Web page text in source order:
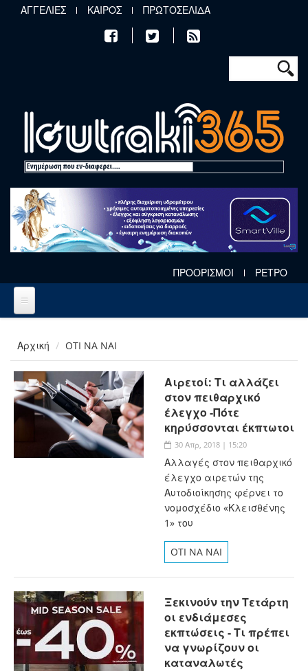
Παράκαμψη προς το κυρίως περιεχόμενο
ΑΓΓΕΛΙΕΣ ΚΑΙΡΟΣ ΠΡΩΤΟΣΕΛΙΔΑ
Φόρμα
Αναζήτηση
ΠΡΟΟΡΙΣΜΟΙ ΡΕΤΡΟ
Αρχική OTI NA NAI
Αιρετοί: Τι αλλάζει
στον πειθαρχικό
έλεγχο -Πότε
κηρύσσονται έκπτωτοι
30 Απρ, 2018 | 15:20
Αλλαγές στον πειθαρχικό
έλεγχο αιρετών της
Αυτοδιοίκησης φέρνει το
νομοσχέδιο «Κλεισθένης
1» του
OTI NA NAI
Ξεκινούν την Τετάρτη
οι ενδιάμεσες
εκπτώσεις - Τι πρέπει
να γνωρίζουν οι
καταναλωτές